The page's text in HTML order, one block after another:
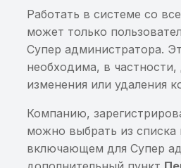
Работать в системе со
может только
Супер администратора.
необходима, в частности,
изменения или удаления
Компанию,
можно выбрать из
включающем для Супер